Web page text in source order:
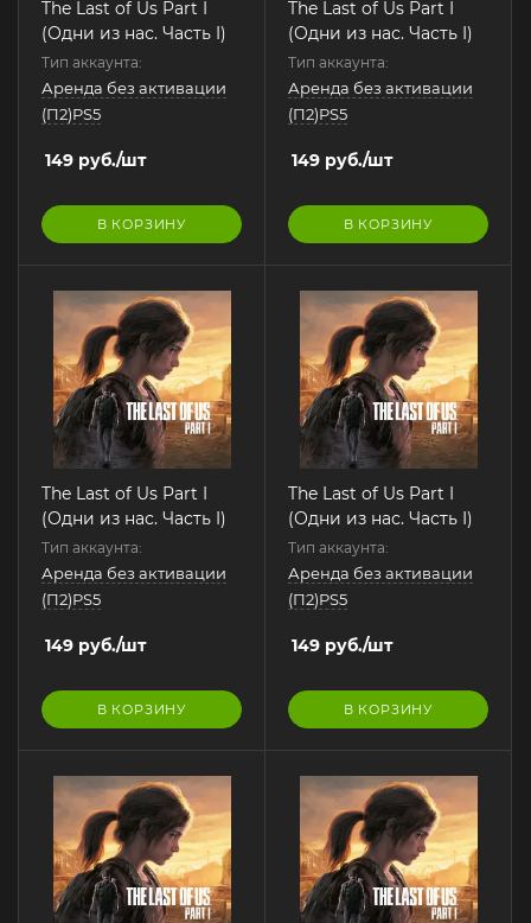
The Last of Us Part I
(Одни из нас. Часть I)
Тип аккаунта:
Аренда без активации
(П2)PS5
149 руб./шт
В КОРЗИНУ
The Last of Us Part I
(Одни из нас. Часть I)
Тип аккаунта:
Аренда без активации
(П2)PS5
149 руб./шт
В КОРЗИНУ
The Last of Us Part I
(Одни из нас. Часть I)
Тип аккаунта:
Аренда без активации
(П2)PS5
149 руб./шт
В КОРЗИНУ
The Last of Us Part I
(Одни из нас. Часть I)
Тип аккаунта:
Аренда без активации
(П2)PS5
149 руб./шт
В КОРЗИНУ